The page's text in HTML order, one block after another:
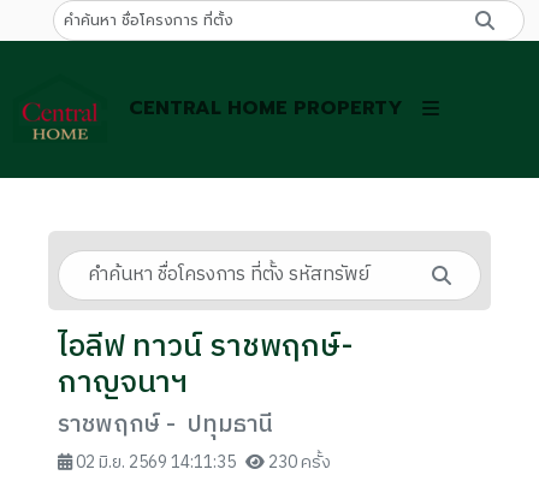
CENTRAL HOME PROPERTY
ไอลีฟ ทาวน์ ราชพฤกษ์-
กาญจนาฯ
ราชพฤกษ์ - ปทุมธานี
02 มิ.ย. 2569 14:11:35 230 ครั้ง